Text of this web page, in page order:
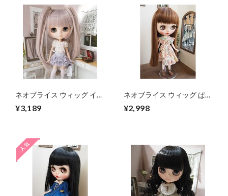
ネオブライス ウィッグ イノ
ー 10インチ/ドール
¥3,189
ネオブライス ウィッグ ぱっ
ラウン 10インチ/ドール
¥2,998